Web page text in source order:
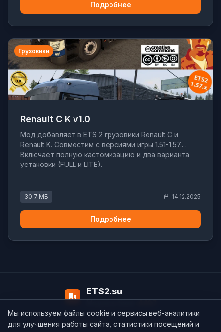
Подробнее
Грузовики
Renault C K v1.0
Мод добавляет в ETS 2 грузовики Renault C и
Renault K. Совместим с версиями игры 1.51-1.57.
Включает полную кастомизацию и два варианта
установки (FULL и LITE).
30.7 МБ 14.12.2025
Подробнее
ETS2.su
О нас Контакты support@ets2.su
Мы используем файлы cookie и сервисы веб-аналитики
для улучшения работы сайта, статистики посещений и